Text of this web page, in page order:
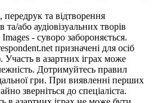
та відтворення
та/або аудіовізуальних творів
- суворо забороняється.
призначені для осіб
в азартних іграх може
Дотримуйтесь правил
гри. При виявленні перших
зверніться до спеціаліста.